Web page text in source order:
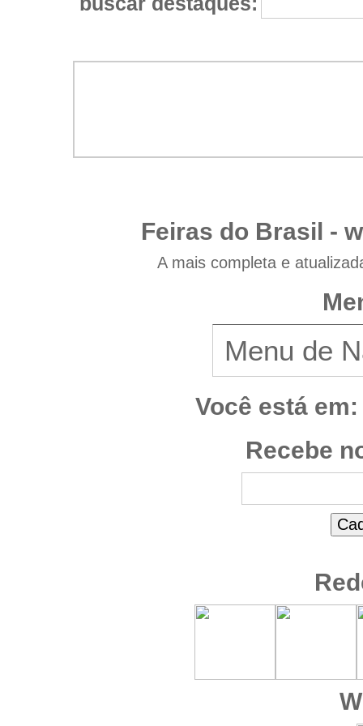
Feiras do Brasil -
A mais completa e
Você está em:
Recebe